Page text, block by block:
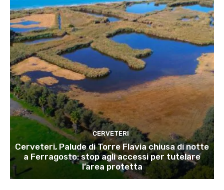
CERVETERI
Cerveteri, Palude di Torre Flavia chiusa di notte
a Ferragosto: stop agli accessi per tutelare
l’area protetta